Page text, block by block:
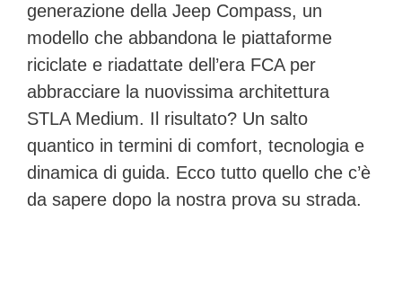
generazione della Jeep Compass, un
modello che abbandona le piattaforme
riciclate e riadattate dell’era FCA per
abbracciare la nuovissima architettura
STLA Medium. Il risultato? Un salto
quantico in termini di comfort, tecnologia e
dinamica di guida. Ecco tutto quello che c’è
da sapere dopo la nostra prova su strada.